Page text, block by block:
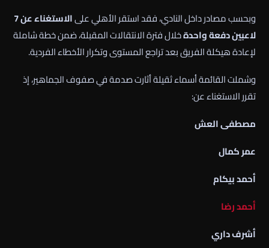
وبحسب مصادر داخل النادي، فقد استقر الأهلي على
الاستغناء عن 7
لاعبين دفعة واحدةخلال فترة الانتقالات المقبلة، ضمن خطة شاملة
لإعادة هيكلة الفريق بعد تراجع المستوى وتكرار الأخطاء الفردية.
وشملت القائمة أسماء ثقيلة أثارت صدمة في صفوف الجماهير، إذ
تقرر الاستغناء عن:
مصطفى العش
عمر كمال
أحمد بيكام
أحمد رضا
أشرف داري